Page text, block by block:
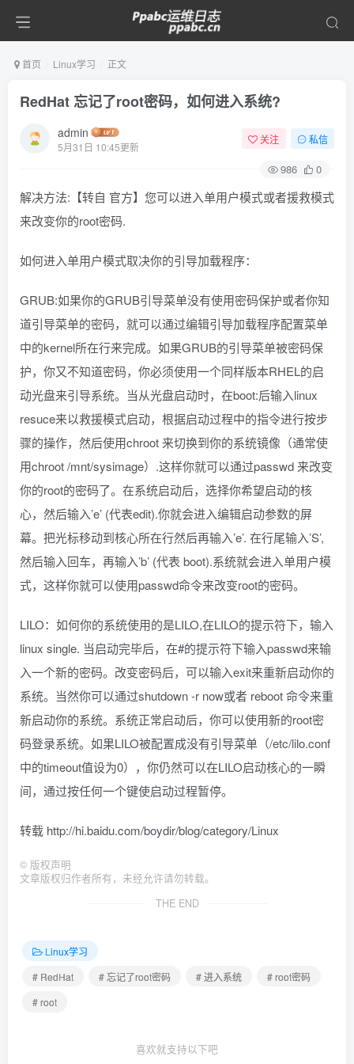
首页 Linux学习 正文
RedHat 忘记了root密码，如何进入系统?
admin
5月31日 10:45更新
关注 私信
986 0
解决方法:【转自 官方】您可以进入单用户模式或者援救模式
来改变你的root密码.
如何进入单用户模式取决你的引导加载程序：
GRUB:如果你的GRUB引导菜单没有使用密码保护或者你知
道引导菜单的密码，就可以通过编辑引导加载程序配置菜单
中的kernel所在行来完成。如果GRUB的引导菜单被密码保
护，你又不知道密码，你必须使用一个同样版本RHEL的启
动光盘来引导系统。当从光盘启动时，在boot:后输入linux
resuce来以救援模式启动，根据启动过程中的指令进行按步
骤的操作，然后使用chroot 来切换到你的系统镜像（通常使
用chroot /mnt/sysimage）.这样你就可以通过passwd 来改变
你的root的密码了。在系统启动后，选择你希望启动的核
心，然后输入’e’ (代表edit).你就会进入编辑启动参数的屏
幕。把光标移动到核心所在行然后再输入’e’. 在行尾输入’S’,
然后输入回车，再输入’b’ (代表 boot).系统就会进入单用户模
式，这样你就可以使用passwd命令来改变root的密码。
LILO：如何你的系统使用的是LILO,在LILO的提示符下，输入
linux single. 当启动完毕后，在#的提示符下输入passwd来输
入一个新的密码。改变密码后，可以输入exit来重新启动你的
系统。当然你可以通过shutdown -r now或者 reboot 命令来重
新启动你的系统。系统正常启动后，你可以使用新的root密
码登录系统。如果LILO被配置成没有引导菜单（/etc/lilo.conf
中的timeout值设为0），你仍然可以在LILO启动核心的一瞬
间，通过按任何一个键使启动过程暂停。
转载 http://hi.baidu.com/boydir/blog/category/Linux
© 版权声明
文章版权归作者所有，未经允许请勿转载。
THE END
Linux学习
# RedHat
# 忘记了root密码 # 进入系统
# root密码
# root
喜欢就支持以下吧